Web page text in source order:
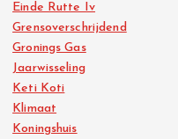
Einde Rutte Iv
Grensoverschrijdend
Gronings Gas
Jaarwisseling
Keti Koti
Klimaat
Koningshuis